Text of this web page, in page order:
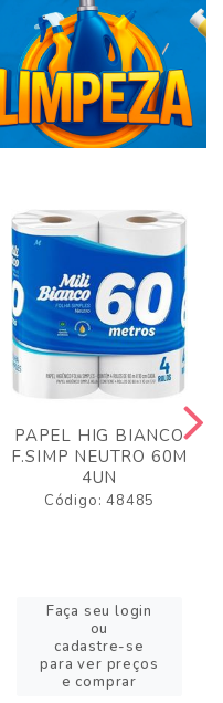
PAPEL HIG BIANCO
F.SIMP NEUTRO 60M
4UN
Código: 48485
Faça seu login
ou
cadastre-se
para ver preços
e comprar